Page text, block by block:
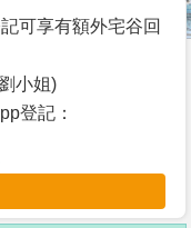
可享有額外宅谷回
小姐)
登記：